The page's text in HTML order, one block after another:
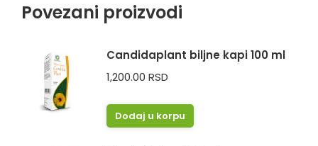
Povezani proizvodi
Candidaplant biljne kapi 100 ml
1,200.00 RSD
Dodaj u korpu